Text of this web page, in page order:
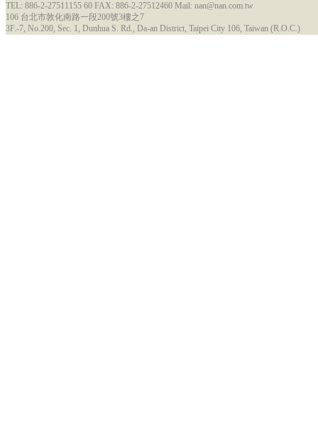
TEL: 886-2-27511155 60 FAX: 886-2-27512460 Mail: nan@nan.com.tw
106 台北市敦化南路一段200號3樓之7
3F.-7, No.200, Sec. 1, Dunhua S. Rd., Da-an District, Taipei City 106, Taiwan (R.O.C.)